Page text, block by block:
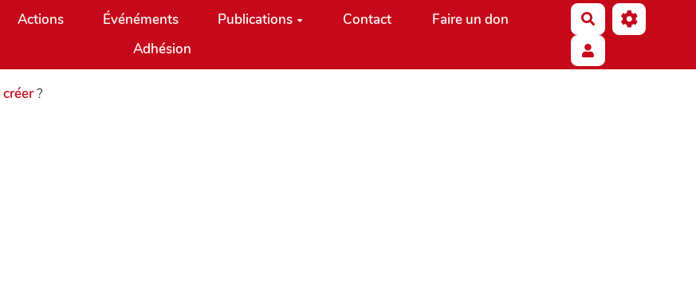
Actions Événéments Publications Contact
Faire un don
Adhésion
Rechercher
créer?